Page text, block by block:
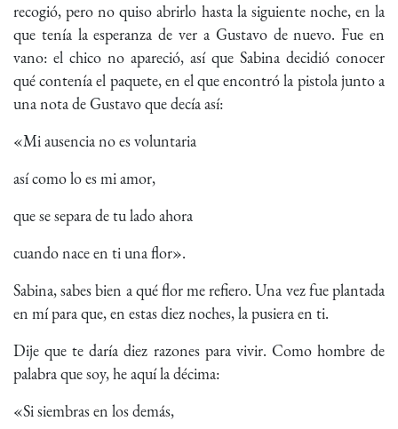
recogió, pero no quiso abrirlo hasta la siguiente noche, en la
que tenía la esperanza de ver a Gustavo de nuevo. Fue en
vano: el chico no apareció, así que Sabina decidió conocer
qué contenía el paquete, en el que encontró la pistola junto a
una nota de Gustavo que decía así:
«Mi ausencia no es voluntaria
así como lo es mi amor,
que se separa de tu lado ahora
cuando nace en ti una flor».
Sabina, sabes bien a qué flor me refiero. Una vez fue plantada
en mí para que, en estas diez noches, la pusiera en ti.
Dije que te daría diez razones para vivir. Como hombre de
palabra que soy, he aquí la décima:
«Si siembras en los demás,